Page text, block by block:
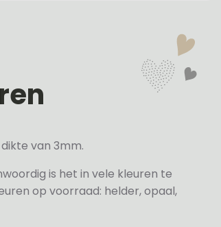
van 3mm.
is het in vele kleuren te
op voorraad: helder, opaal,